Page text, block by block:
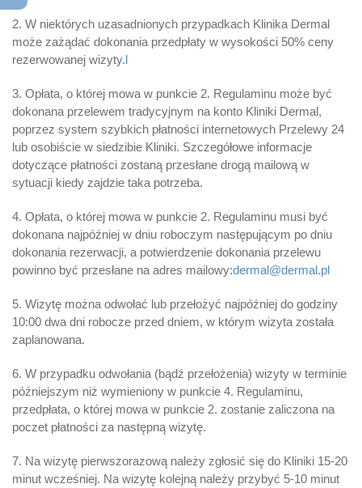
2. W niektórych uzasadnionych przypadkach Klinika Dermal
może zażądać dokonania przedpłaty w wysokości 50% ceny
rezerwowanej wizyty.l
3. Opłata, o której mowa w punkcie 2. Regulaminu może być
dokonana przelewem tradycyjnym na konto Kliniki Dermal,
poprzez system szybkich płatności internetowych Przelewy 24
lub osobiście w siedzibie Kliniki. Szczegółowe informacje
dotyczące płatności zostaną przesłane drogą mailową w
sytuacji kiedy zajdzie taka potrzeba.
4. Opłata, o której mowa w punkcie 2. Regulaminu musi być
dokonana najpóźniej w dniu roboczym następującym po dniu
dokonania rezerwacji, a potwierdzenie dokonania przelewu
powinno być przesłane na adres mailowy:dermal@dermal.pl
5. Wizytę można odwołać lub przełożyć najpóźniej do godziny
10:00 dwa dni robocze przed dniem, w którym wizyta została
zaplanowana.
6. W przypadku odwołania (bądź przełożenia) wizyty w terminie
późniejszym niż wymieniony w punkcie 4. Regulaminu,
przedpłata, o której mowa w punkcie 2. zostanie zaliczona na
poczet płatności za następną wizytę.
7. Na wizytę pierwszorazową należy zgłosić się do Kliniki 15-20
minut wcześniej. Na wizytę kolejną należy przybyć 5-10 minut